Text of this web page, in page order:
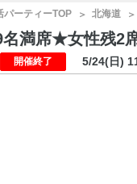
パーティーTOP 北海道
名満席★女性残2
開催終了 5/24(日)